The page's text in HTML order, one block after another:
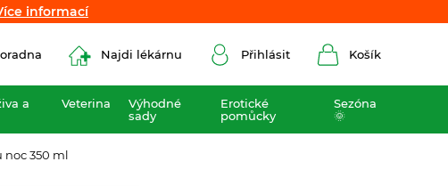
informací
informací
Najdi lékárnu Přihlásit Košík
a
Veterina
Výhodné
sady
Erotické
pomůcky
Sezóna
🌞
noc 350 ml